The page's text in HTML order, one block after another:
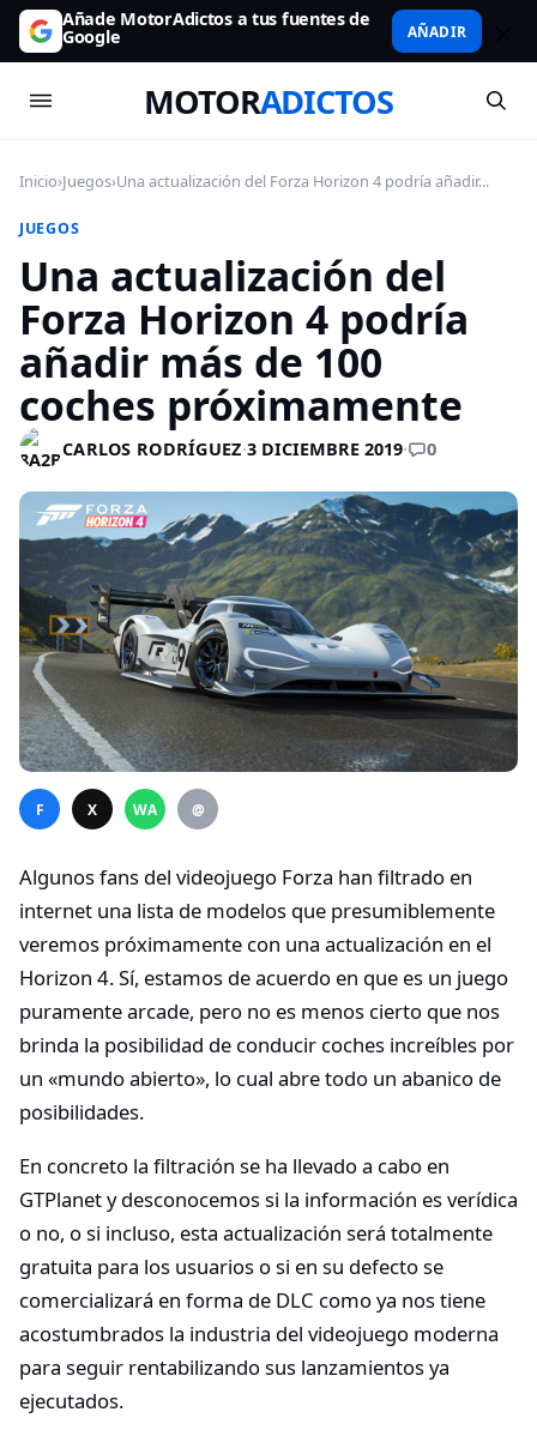
Añade MotorAdictos a tus fuentes de
Google AÑADIR
MOTORADICTOS
Inicio›Juegos›Una actualización del Forza Horizon 4 podría añadir...
JUEGOS
Una actualización del
Forza Horizon 4 podría
añadir más de 100
coches próximamente
CARLOS RODRÍGUEZ·3 DICIEMBRE 2019· 0
F X WA @
Algunos fans del videojuego Forza han filtrado en
internet una lista de modelos que presumiblemente
veremos próximamente con una actualización en el
Horizon 4. Sí, estamos de acuerdo en que es un juego
puramente arcade, pero no es menos cierto que nos
brinda la posibilidad de conducir coches increíbles por
un «mundo abierto», lo cual abre todo un abanico de
posibilidades.
En concreto la filtración se ha llevado a cabo en
GTPlanet y desconocemos si la información es verídica
o no, o si incluso, esta actualización será totalmente
gratuita para los usuarios o si en su defecto se
comercializará en forma de DLC como ya nos tiene
acostumbrados la industria del videojuego moderna
para seguir rentabilizando sus lanzamientos ya
ejecutados.